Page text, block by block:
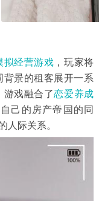
拟经营游戏 ，玩家将
景的租客展开一系
游戏融合了恋爱养成
己的房产帝国的同
人际关系。